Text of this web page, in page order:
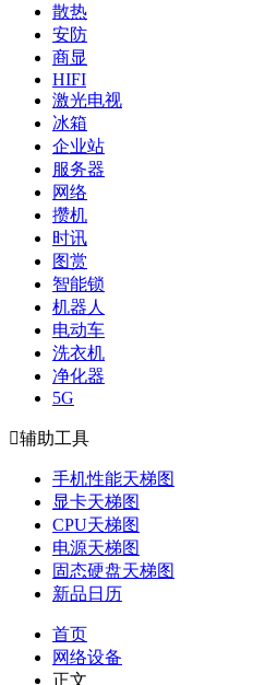
散热
安防
商显
HIFI
激光电视
冰箱
企业站
服务器
网络
攒机
时讯
图赏
智能锁
机器人
电动车
洗衣机
净化器
5G
辅助工具
手机性能天梯图
显卡天梯图
CPU天梯图
电源天梯图
固态硬盘天梯图
新品日历
首页
网络设备
正文